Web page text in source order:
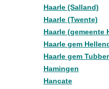
Haarle (Salland)
Haarle (Twente)
Haarle
Haarle gem
Haarle gem
Hamingen
Hancate